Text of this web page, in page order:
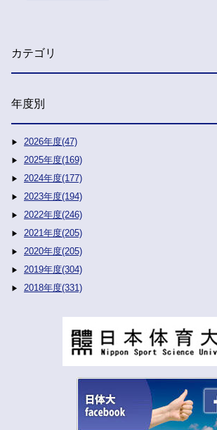
カテゴリ
年度別
2026年度(47)
2025年度(169)
2024年度(177)
2023年度(194)
2022年度(246)
2021年度(205)
2020年度(205)
2019年度(304)
2018年度(331)